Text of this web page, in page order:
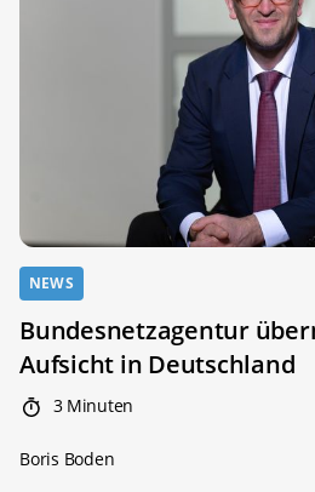
NEWS
Bundesnetzagentur
Aufsicht in Deutschland
3 Minuten
Boris Boden